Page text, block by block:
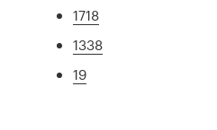
1718
1338
19